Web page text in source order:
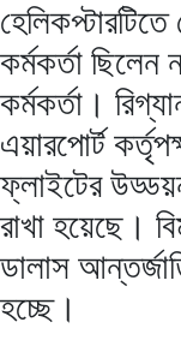
কর্মকর্তা
কর্মকর্তা।
এয়ারপোর্ট
ফ্লাইটের
রাখা হয়েছে।
ডালাস
হচ্ছে।